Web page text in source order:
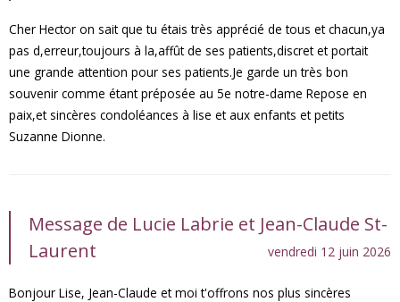
Cher Hector on sait que tu étais très apprécié de tous et chacun,ya
pas d,erreur,toujours à la,affût de ses patients,discret et portait
une grande attention pour ses patients.Je garde un très bon
souvenir comme étant préposée au 5e notre-dame Repose en
paix,et sincères condoléances à lise et aux enfants et petits
Suzanne Dionne.
Message de Lucie Labrie et Jean-Claude St-
Laurent
vendredi 12 juin 2026
Bonjour Lise, Jean-Claude et moi t'offrons nos plus sincères